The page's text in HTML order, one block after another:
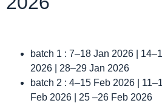
batch 1 : 7–18 Jan 2026 |
2026 | 28–29 Jan 2026
batch 2 : 4–15 Feb 2026 |
Feb 2026 | 25 –26 Feb 2026